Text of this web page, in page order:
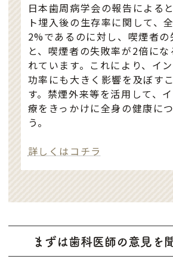
日本歯周病学会の報告による
ト埋入後の生存率に関して、
2%であるのに対し、喫煙者
と、喫煙者の失敗率が2倍にな
れています。これにより、イ
功率にも大きく影響を及ぼす
す。禁煙外来等を活用して、
療をきっかけに全身の健康に
う。
詳しくはコチラ
まずは歯科医師の意見を